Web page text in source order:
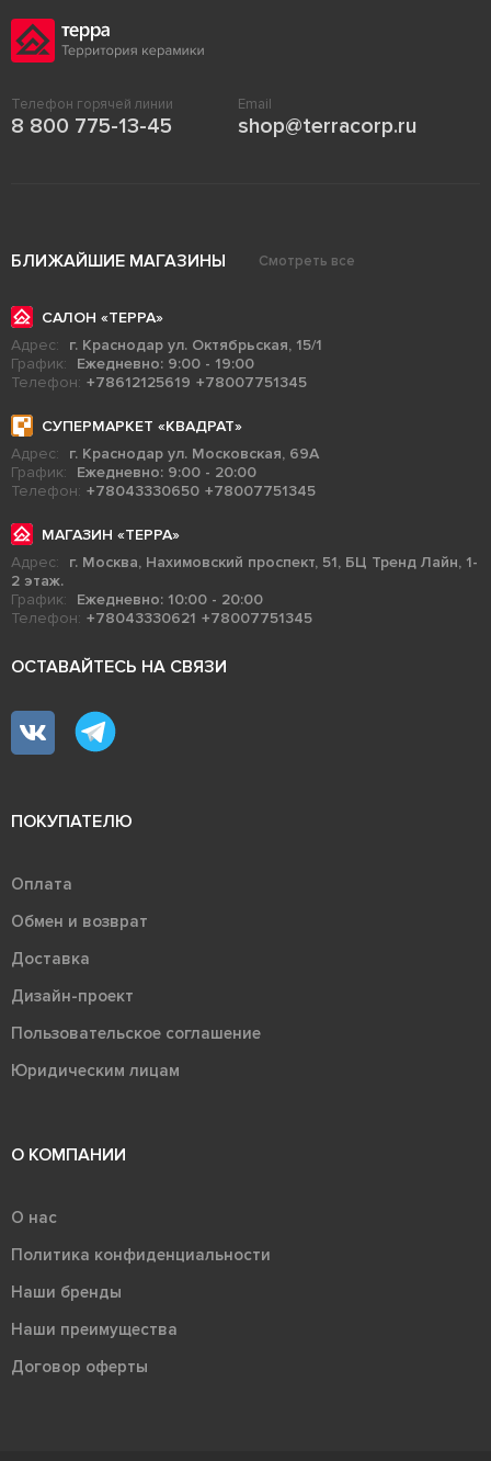
Телефон горячей линии
8 800 775-13-45
Email
shop@terracorp.ru
БЛИЖАЙШИЕ МАГАЗИНЫ Смотреть все
САЛОН «ТЕРРА»
Адрес:
г. Краснодар ул. Октябрьская, 15/1
График:
Ежедневно: 9:00 - 19:00
Телефон: +78612125619 +78007751345
СУПЕРМАРКЕТ «КВАДРАТ»
Адрес:
г. Краснодар ул. Московская, 69А
График:
Ежедневно: 9:00 - 20:00
Телефон: +78043330650 +78007751345
МАГАЗИН «ТЕРРА»
Адрес:
г. Москва, Нахимовский проспект, 51, БЦ Тренд Лайн, 1-
2 этаж.
График:
Ежедневно: 10:00 - 20:00
Телефон: +78043330621 +78007751345
ОСТАВАЙТЕСЬ НА СВЯЗИ
ПОКУПАТЕЛЮ
Оплата
Обмен и возврат
Доставка
Дизайн-проект
Пользовательское соглашение
Юридическим лицам
О КОМПАНИИ
О нас
Политика конфиденциальности
Наши бренды
Наши преимущества
Договор оферты